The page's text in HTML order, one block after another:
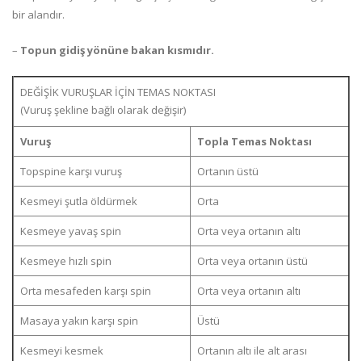
bir alandır.
– Topun gidiş yönüne bakan kısmıdır.
DEĞİŞİK VURUŞLAR İÇİN TEMAS NOKTASI
(Vuruş şekline bağlı olarak değişir)
Vuruş Topla Temas Noktası
Topspine karşı vuruş Ortanın üstü
Kesmeyi şutla öldürmek Orta
Kesmeye yavaş spin Orta veya ortanın altı
Kesmeye hızlı spin Orta veya ortanın üstü
Orta mesafeden karşı spin Orta veya ortanın altı
Masaya yakın karşı spin Üstü
Kesmeyi kesmek Ortanın altı ile alt arası